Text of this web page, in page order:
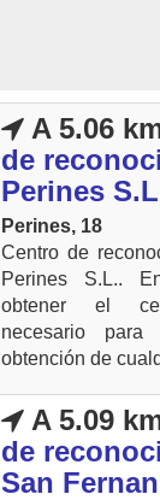
A 5.06
de
Perines
Perines, 18
Centro de
Perines S.L..
obtener el
necesario
obtención de
A 5.09
de
San